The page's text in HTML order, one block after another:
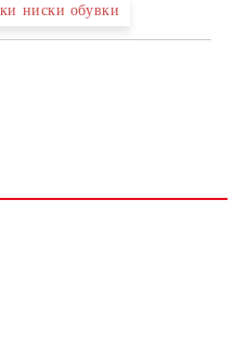
на работния ден.
ниски обувки